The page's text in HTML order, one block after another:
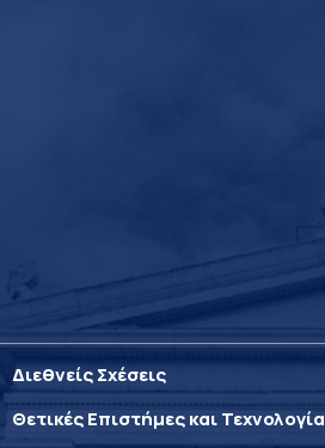
Διεθνείς Σχέσεις
Θετικές Επιστήμες και Τεχνολογία